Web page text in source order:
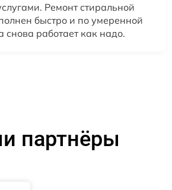
Ремонт стиральной
быстро и по умеренной
снова работает как надо.
партнёры